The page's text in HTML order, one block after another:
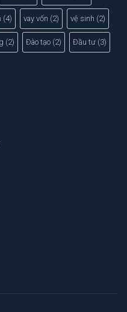
(4) vay vốn (2) vệ sinh (2)
(2) Đào tạo (2) Đầu tư (3)